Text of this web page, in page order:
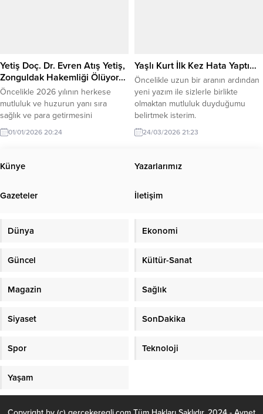
Yetiş Doç. Dr. Evren Atış Yetiş,
Zonguldak Hakemliği Ölüyor…
Öncelikle 2026 yılının herkese
mutluluk ve huzurun yanı sıra
sağlık ve para getirmesini
diliyorum.
01/01/2026 20:24
Yaşlı Kurt İlk Kez Hata Yaptı…
Öncelikle uzun bir aranın ardından
yeni yazım ile sizlerle birlikte
olmaktan mutluluk duyduğumu
belirtmek isterim.
24/03/2026 21:23
Künye Yazarlarımız
Gazeteler İletişim
Dünya Ekonomi
Güncel Kültür-Sanat
Magazin Sağlık
Siyaset SonDakika
Spor Teknoloji
Yaşam